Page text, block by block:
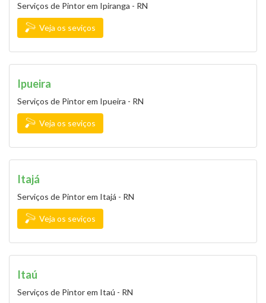
Serviços de Pintor em Ipiranga - RN
Veja os seviços
Ipueira
Serviços de Pintor em Ipueira - RN
Veja os seviços
Itajá
Serviços de Pintor em Itajá - RN
Veja os seviços
Itaú
Serviços de Pintor em Itaú - RN